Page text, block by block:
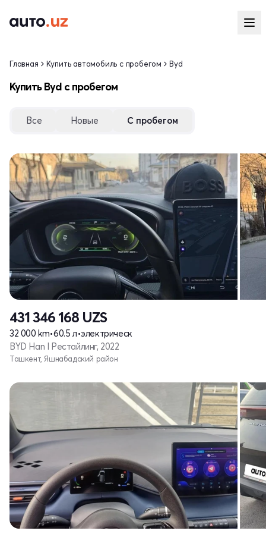
Главная Купить автомобиль с пробегом Byd
Купить Byd с пробегом
Все Новые С пробегом
431 346 168 UZS
32 000 km•60.5 л•электрическ
BYD Han I Рестайлинг, 2022
Ташкент, Яшнабадский район